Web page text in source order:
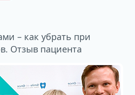
– как убрать при
Отзыв пациента